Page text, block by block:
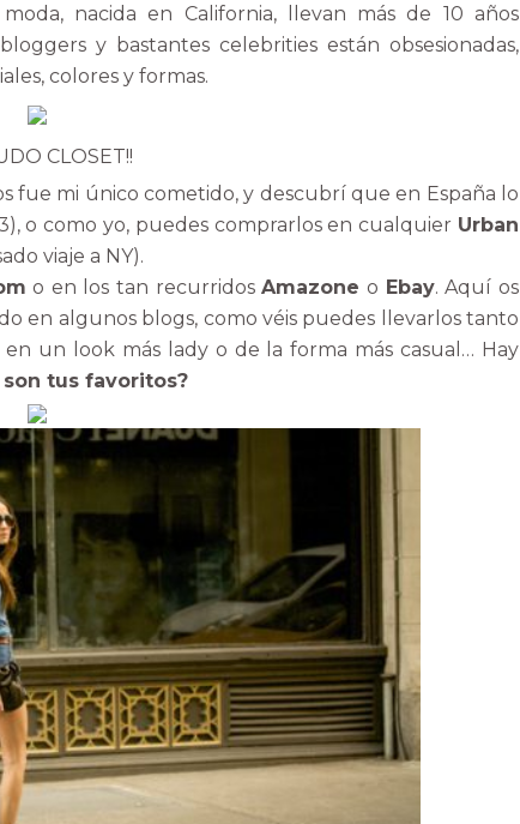
nacida en California, llevan más de 10 años
y bastantes celebrities están obsesionadas,
colores y formas.
CLOSET!!
fue mi único cometido, y descubrí que en España lo
o como yo, puedes comprarlos en cualquier Urban
viaje a NY).
o en los tan recurridosAmazone o Ebay. Aquí os
en algunos blogs, como véis puedes llevarlos tanto
un look más lady o de la forma más casual… Hay
son tus favoritos?